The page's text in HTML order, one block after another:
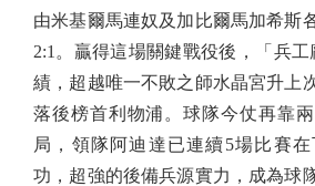
由米基爾馬連奴及加比爾馬加希斯
2:1。贏得這場關鍵戰役後，「兵
績，超越唯一不敗之師水晶宮升上
落後榜首利物浦。球隊今仗再靠
局，領隊阿迪達已連續5場比賽
功，超強的後備兵源實力，成為球